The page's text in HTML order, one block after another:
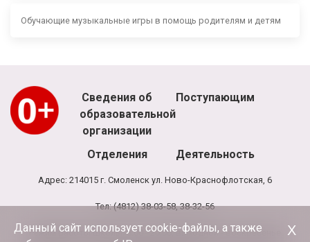
Обучающие музыкальные игры в помощь родителям и детям
Сведения об
образовательной
организации
Поступающим
Отделения Деятельность
Адрес: 214015 г. Смоленск ул. Ново-Краснофлотская, 6
Тел: (4812) 38-03-58, 38-32-56
Режим работы школы: 8.00 - 20.00, выходной - воскресенье
Данный сайт использует cookie-файлы, а также
Х